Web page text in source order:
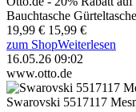
Bauchtasche
19,99 € 15,99 €
zum ShopWeiterlesen
16.05.26 09:02
www.otto.de
Swarovski 5517117